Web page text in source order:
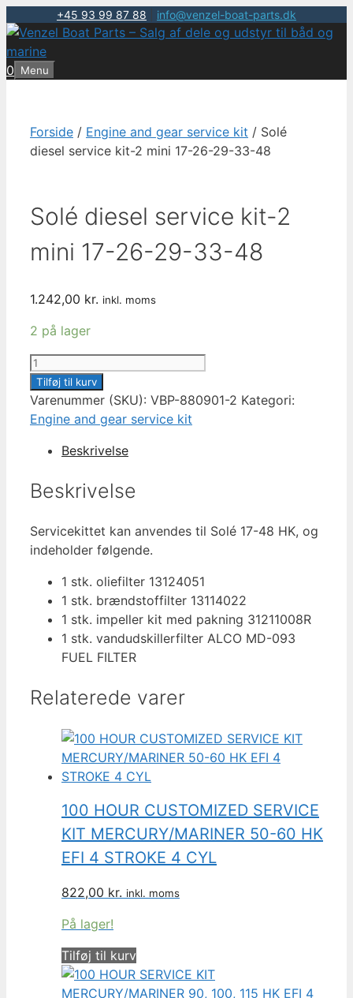
+45 93 99 87 88 info@venzel-boat-parts.dk
Hop
til
indhold
0 Menu
Forside / Engine and gear service kit / Solé
diesel service kit-2 mini 17-26-29-33-48
Solé diesel service kit-2
mini 17-26-29-33-48
1.242,00 kr. inkl. moms
2 på lager
Solé
diesel
service
kit-
mini
26-
33-
48
Tilføj til kurv
Varenummer (SKU): VBP-880901-2 Kategori:
Engine and gear service kit
Beskrivelse
Beskrivelse
Servicekittet kan anvendes til Solé 17-48 HK, og
indeholder følgende.
1 stk. oliefilter 13124051
1 stk. brændstoffilter 13114022
1 stk. impeller kit med pakning 31211008R
1 stk. vandudskillerfilter ALCO MD-093
FUEL FILTER
Relaterede varer
100 HOUR CUSTOMIZED SERVICE
KIT MERCURY/MARINER 50-60 HK
EFI 4 STROKE 4 CYL
822,00 kr. inkl. moms
På lager!
Tilføj til kurv